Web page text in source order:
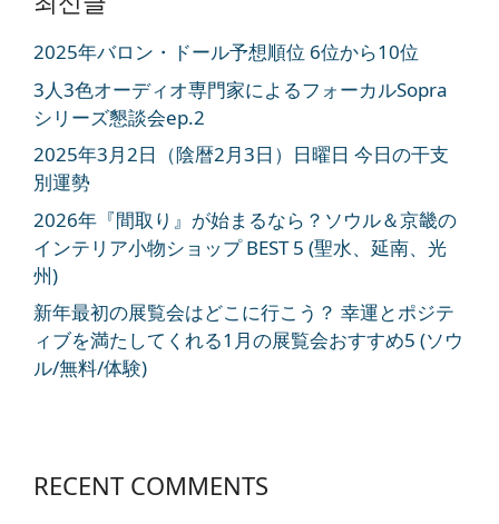
2025年バロン・ドール予想順位 6位から10位
3人3色オーディオ専門家によるフォーカルSopra
シリーズ懇談会ep.2
2025年3月2日（陰暦2月3日）日曜日 今日の干支
別運勢
2026年『間取り』が始まるなら？ソウル＆京畿の
インテリア小物ショップ BEST 5 (聖水、延南、光
州)
新年最初の展覧会はどこに行こう？ 幸運とポジテ
ィブを満たしてくれる1月の展覧会おすすめ5 (ソウ
ル/無料/体験)
RECENT COMMENTS